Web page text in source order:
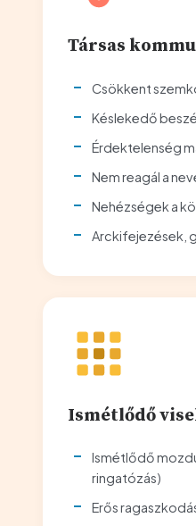
Társas
Csökkent
Késlekedő
Érdektelenség
Nem reagál a
Nehézségek a
Arckifejezések,
Ismétlődő
Ismétlődő
ringatózás)
Erős